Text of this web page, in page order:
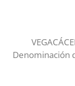
Denominación